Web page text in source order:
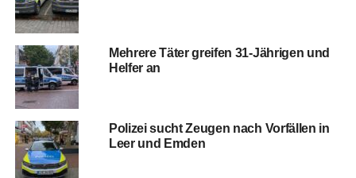
Meh­re­re Täter grei­fen 31-Jäh­ri­gen und
Hel­fer an
Poli­zei sucht Zeu­gen nach Vor­fäl­len in
Leer und Emden